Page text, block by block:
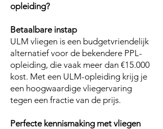
opleiding?
Betaalbare instap
ULM vliegen is een budgetvriendelijk
alternatief voor de bekendere PPL-
opleiding, die vaak meer dan €15.000
kost. Met een ULM-opleiding krijg je
een hoogwaardige vliegervaring
tegen een fractie van de prijs.
Perfecte kennismaking met vliegen